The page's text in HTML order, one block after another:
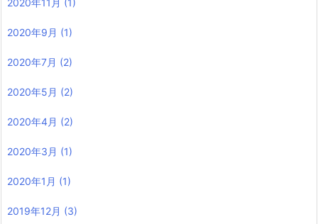
2020年11月 (1)
2020年9月 (1)
2020年7月 (2)
2020年5月 (2)
2020年4月 (2)
2020年3月 (1)
2020年1月 (1)
2019年12月 (3)